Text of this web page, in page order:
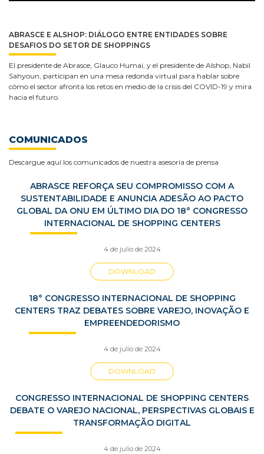
ABRASCE E ALSHOP: DIÁLOGO ENTRE ENTIDADES SOBRE
DESAFIOS DO SETOR DE SHOPPINGS
El presidente de Abrasce, Glauco Humai, y el presidente de Alshop, Nabil
Sahyoun, participan en una mesa redonda virtual para hablar sobre
cómo el sector afronta los retos en medio de la crisis del COVID-19 y mira
hacia el futuro.
COMUNICADOS
Descargue aquí los comunicados de nuestra asesoría de prensa
ABRASCE REFORÇA SEU COMPROMISSO COM A
SUSTENTABILIDADE E ANUNCIA ADESÃO AO PACTO
GLOBAL DA ONU EM ÚLTIMO DIA DO 18° CONGRESSO
INTERNACIONAL DE SHOPPING CENTERS
4 de julio de 2024
DOWNLOAD
18° CONGRESSO INTERNACIONAL DE SHOPPING
CENTERS TRAZ DEBATES SOBRE VAREJO, INOVAÇÃO E
EMPREENDEDORISMO
4 de julio de 2024
DOWNLOAD
CONGRESSO INTERNACIONAL DE SHOPPING CENTERS
DEBATE O VAREJO NACIONAL, PERSPECTIVAS GLOBAIS E
TRANSFORMAÇÃO DIGITAL
4 de julio de 2024